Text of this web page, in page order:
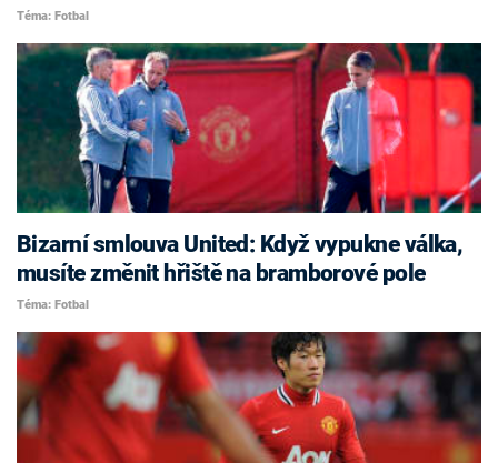
Téma: Fotbal
Bizarní smlouva United: Když vypukne válka,
musíte změnit hřiště na bramborové pole
Téma: Fotbal